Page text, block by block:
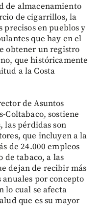
de almacenamiento
de cigarrillos, la
en pueblos y
que hay en el
obtener un registro
que históricamente
a la Costa
de Asuntos
sostiene
las pérdidas son
que incluyen a la
de 24.000 empleos
de tabaco, a las
dejan de recibir más
anuales por concepto
lo cual se afecta
que es su mayor